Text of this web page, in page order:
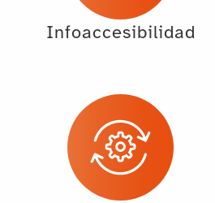
Infoaccesibilidad